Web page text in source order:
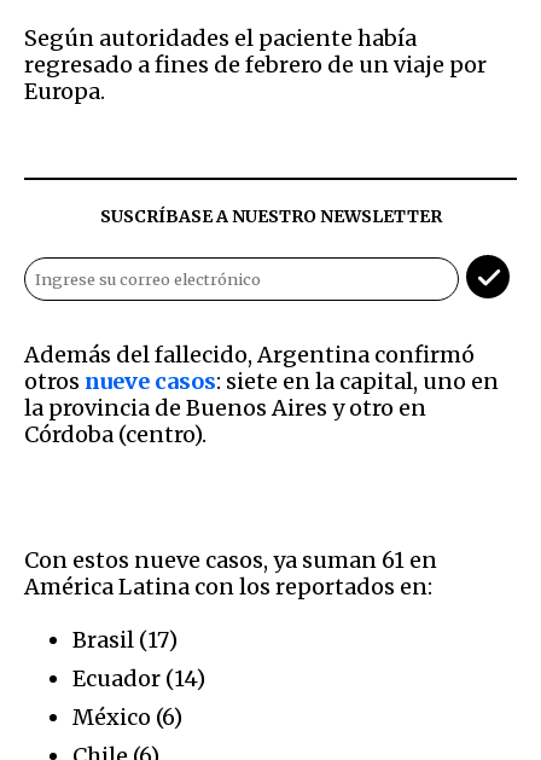
Según autoridades el paciente había
regresado a fines de febrero de un viaje por
Europa.
SUSCRÍBASE A NUESTRO NEWSLETTER
Además del fallecido, Argentina confirmó
otros nueve casos: siete en la capital, uno en
la provincia de Buenos Aires y otro en
Córdoba (centro).
Con estos nueve casos, ya suman 61 en
América Latina con los reportados en:
Brasil (17)
Ecuador (14)
México (6)